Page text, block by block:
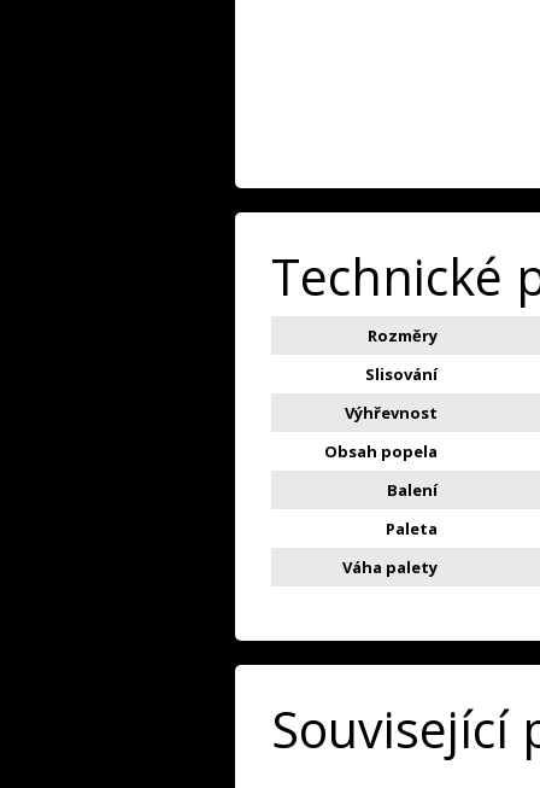
Technické
Rozměry
Slisování
Výhřevnost
Obsah popela
Balení
Paleta
Váha palety
Související